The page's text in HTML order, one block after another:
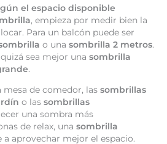
el espacio disponible
, empieza por medir bien la
Para un balcón puede ser
o una sombrilla 2 metros.
sea mejor una sombrilla
.
mesa de comedor, las sombrillas
o las sombrillas
una sombra más
de relax, una sombrilla
a aprovechar mejor el espacio.